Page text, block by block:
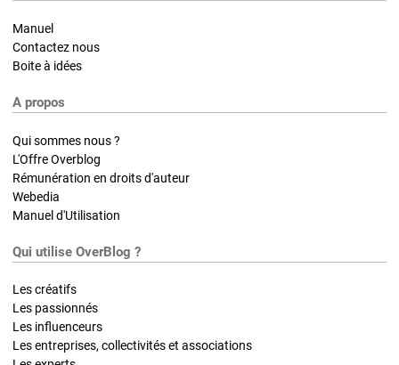
Manuel
Contactez nous
Boite à idées
A propos
Qui sommes nous ?
L'Offre Overblog
Rémunération en droits d'auteur
Webedia
Manuel d'Utilisation
Qui utilise OverBlog ?
Les créatifs
Les passionnés
Les influenceurs
Les entreprises, collectivités et associations